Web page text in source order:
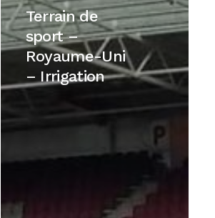
de
sport
–
Royaume-
Uni
Irrigation
Terrain de
sport –
Royaume-Uni
– Irrigation